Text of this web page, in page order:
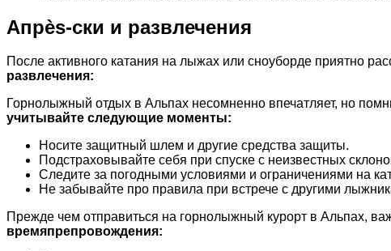
Апрès-ски и развлечения
После активного катания на лыжах или сноуборде приятно
развлечения:
Горнолыжный отдых в Альпах несомненно впечатляет, но
учитывайте следующие моменты:
Носите защитный шлем и другие средства защиты.
Подстраховывайте себя при спуске с неизвестных
Следите за погодными условиями и ограничениями на
Не забывайте про правила при встрече с другими
Прежде чем отправиться на горнолыжный курорт в Альпах,
времяпрепровождения: